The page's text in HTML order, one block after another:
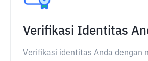
Verifikasi Identitas
Verifikasi identitas Anda dengan